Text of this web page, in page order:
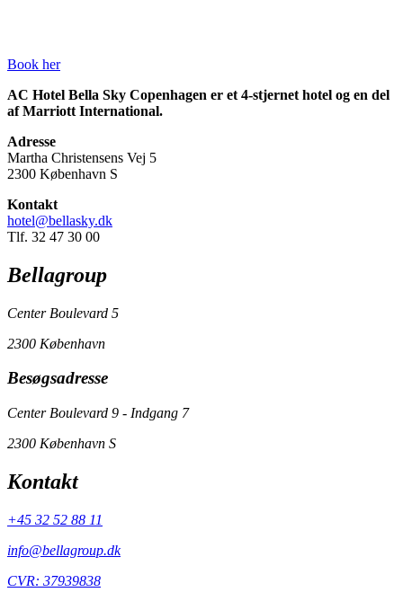
Book her
AC Hotel Bella Sky Copenhagen er et 4-stjernet hotel og en del
af Marriott International.
Adresse
Martha Christensens Vej 5
2300 København S
Kontakt
hotel@bellasky.dk
Tlf. 32 47 30 00
Bellagroup
Center Boulevard 5
2300 København
Besøgsadresse
Center Boulevard 9 - Indgang 7
2300 København S
Kontakt
+45 32 52 88 11
info@bellagroup.dk
CVR: 37939838